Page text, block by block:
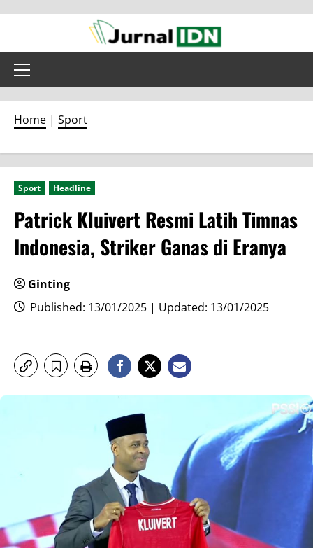
content
Primary
Home | Sport
Sport Headline
Patrick Kluivert Resmi Latih Timnas
Indonesia, Striker Ganas di Eranya
Ginting
Published: 13/01/2025 | Updated: 13/01/2025